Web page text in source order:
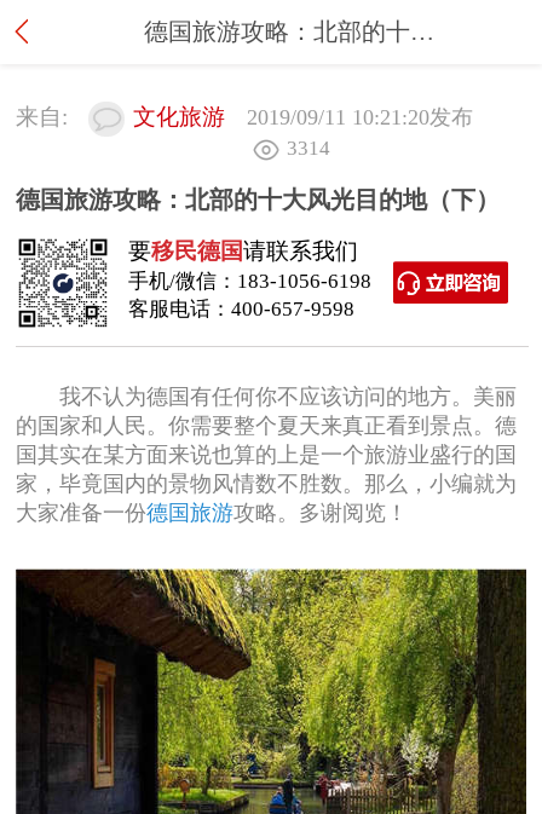
德国旅游攻略：北部的十大风光目的地（下）
来自: 文化旅游 2019/09/11 10:21:20发布
3314
德国旅游攻略：北部的十大风光目的地（下）
要移民德国请联系我们
手机/微信： 183-1056-6198
客服电话： 400-657-9598
我不认为德国有任何你不应该访问的地方。美丽
的国家和人民。你需要整个夏天来真正看到景点。德
国其实在某方面来说也算的上是一个旅游业盛行的国
家，毕竟国内的景物风情数不胜数。那么，小编就为
大家准备一份德国旅游攻略。多谢阅览！